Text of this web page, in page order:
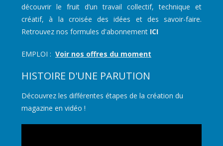
découvrir le fruit d’un travail collectif, technique et
créatif, à la croisée des idées et des savoir-faire.
Retrouvez nos formules d'abonnement ICI
EMPLOI : Voir nos offres du moment
HISTOIRE D'UNE PARUTION
Découvrez les différentes étapes de la création du
magazine en vidéo !